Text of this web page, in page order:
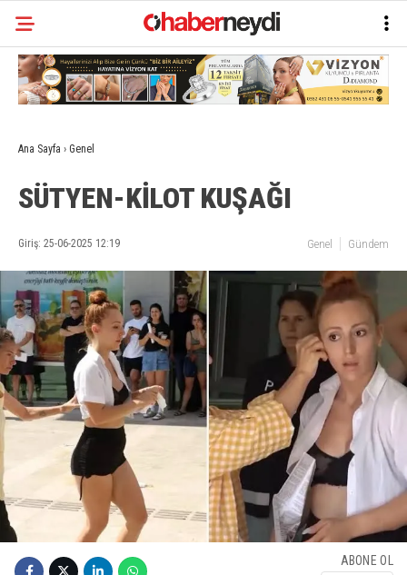
Ana Sayfa › Genel
SÜTYEN-KİLOT KUŞAĞI
Giriş: 25-06-2025 12:19 Genel Gündem
ABONE OL